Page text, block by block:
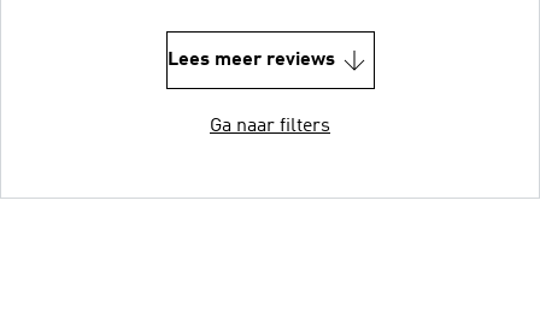
Lees meer reviews
Ga naar filters